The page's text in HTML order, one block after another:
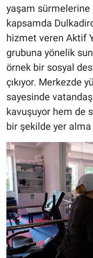
yaşam sürmelerine
kapsamda
hizmet veren Aktif
grubuna yönelik
örnek bir sosyal
çıkıyor. Merkezde
sayesinde
kavuşuyor hem de
bir şekilde yer alma